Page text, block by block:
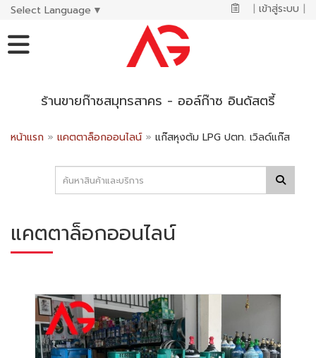
Select Language ▼ | เข้าสู่ระบบ |
ร้านขายก๊าซสมุทรสาคร - ออล์ก๊าซ อินดัสตรี้
หน้าแรก » แคตตาล็อกออนไลน์ » แก๊สหุงต้ม LPG ปตท. เวิลด์แก๊ส
แคตตาล็อกออนไลน์